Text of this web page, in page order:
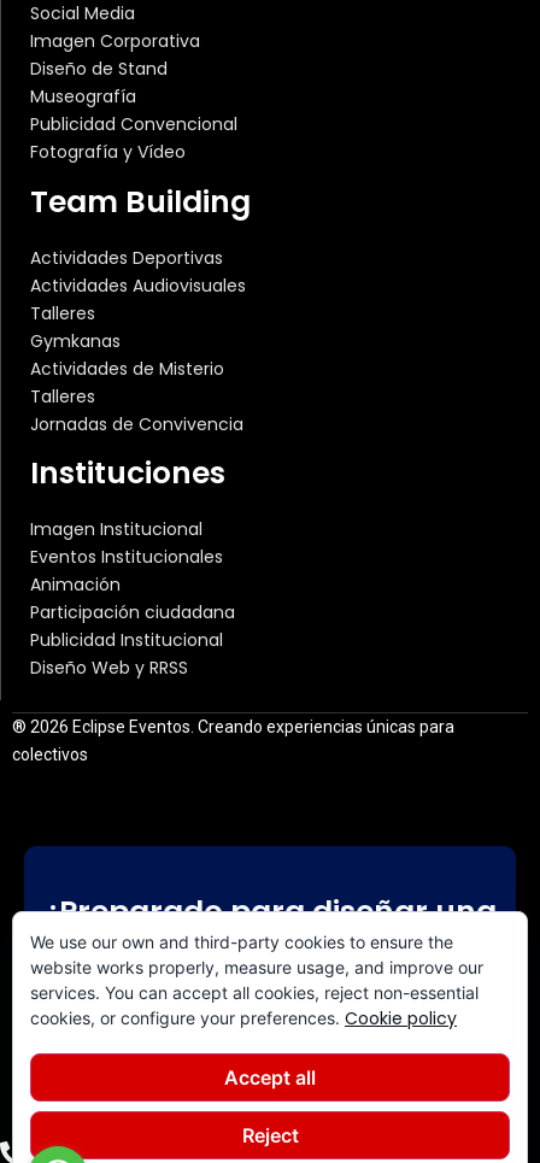
Social Media
Imagen Corporativa
Diseño de Stand
Museografía
Publicidad Convencional
Fotografía y Vídeo
Team Building
Actividades Deportivas
Actividades Audiovisuales
Talleres
Gymkanas
Actividades de Misterio
Talleres
Jornadas de Convivencia
Instituciones
Imagen Institucional
Eventos Institucionales
Animación
Participación ciudadana
Publicidad Institucional
Diseño Web y RRSS
® 2026 Eclipse Eventos. Creando experiencias únicas para
colectivos
¿Preparado para diseñar una
experiencia a medida?
CONTACTA CON NOSOTROS
+34 640 844 308
We use our own and third-party cookies to ensure the
website works properly, measure usage, and improve our
services. You can accept all cookies, reject non-essential
cookies, or configure your preferences. Cookie policy
Accept all
Reject